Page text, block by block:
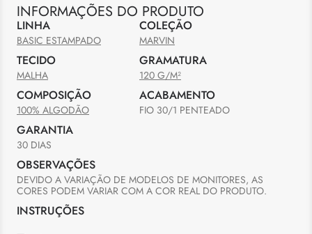
INFORMAÇÕES DO PRODUTO
LINHA
BASIC ESTAMPADO
COLEÇÃO
MARVIN
TECIDO
MALHA
GRAMATURA
120 G/M²
COMPOSIÇÃO
100% ALGODÃO
ACABAMENTO
FIO 30/1 PENTEADO
GARANTIA
30 DIAS
OBSERVAÇÕES
DEVIDO A VARIAÇÃO DE MODELOS DE MONITORES, AS
CORES PODEM VARIAR COM A COR REAL DO PRODUTO.
INSTRUÇÕES